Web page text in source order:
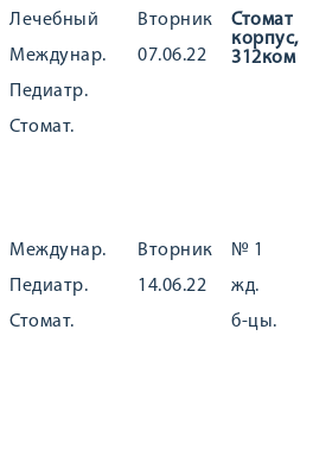
Лечебный
Междунар.
Педиатр.
Стомат.
Вторник
07.06.22
Стомат
корпус,
312ком
Междунар.
Педиатр.
Стомат.
Вторник
14.06.22
№ 1
жд.
б-цы.